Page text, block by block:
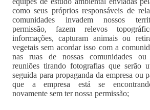
como seus próprios responsáveis de
comunidades invadem nossos
permissão, fazem relevos
informações, capturam animais ou
vegetais sem acordar isso com a
nas ruas de nossas comunidades ou
reuniões tirando fotografias que serão
seguida para propaganda da empresa ou
que a empresa está se
novamente sem ter nossa permissão;